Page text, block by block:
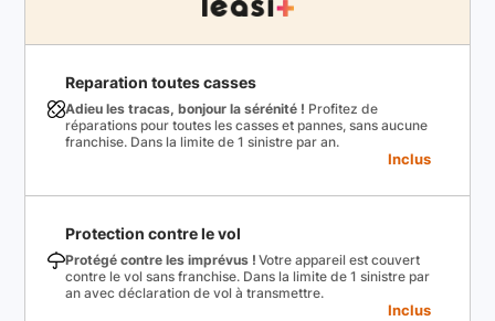
Reparation toutes casses
Adieu les tracas, bonjour la sérénité ! Profitez de
réparations pour toutes les casses et pannes, sans aucune
franchise. Dans la limite de 1 sinistre par an.
Inclus
Protection contre le vol
Protégé contre les imprévus ! Votre appareil est couvert
contre le vol sans franchise. Dans la limite de 1 sinistre par
an avec déclaration de vol à transmettre.
Inclus